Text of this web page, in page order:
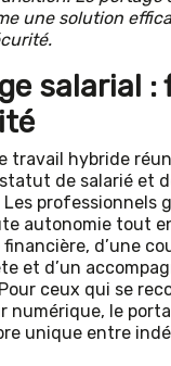
une solution
salarial :
travail hybride
de salarié et
Les professionnels
autonomie tout
financière, d’une
et d’un
ceux qui se
numérique, le
unique entre